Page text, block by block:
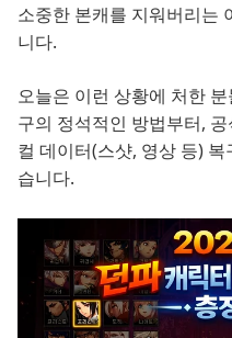
소중한 본캐를 지워버리는
니다.
오늘은 이런 상황에 처한
구의 정석적인 방법부터,
컬 데이터(스샷, 영상 등)
습니다.